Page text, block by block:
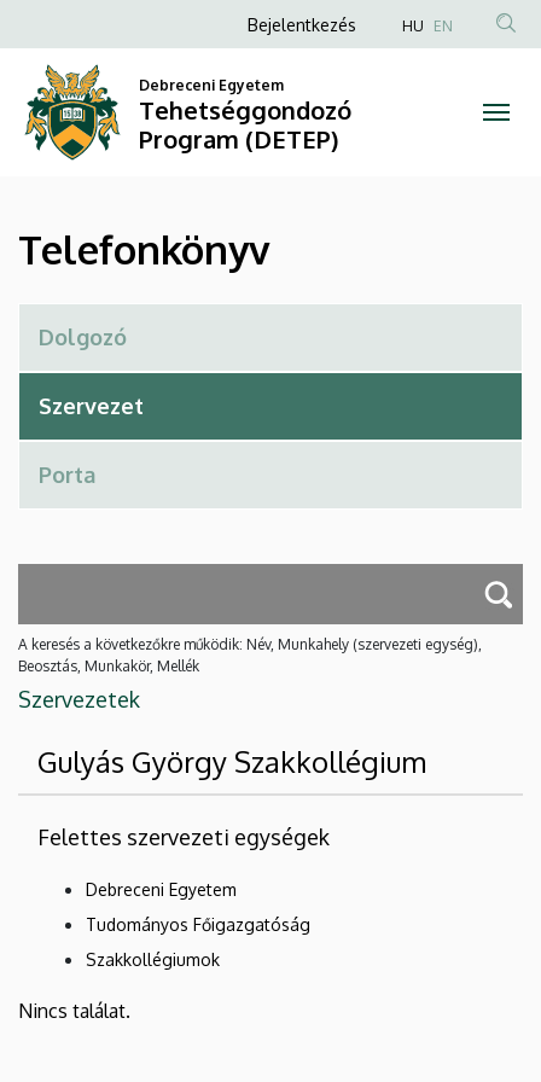
Telefonkönyv
Tehetséggondozó
Program
(DETEP)
a
tartalomra
Anonim
fiók
menüje
Bejelentkezés HU EN
Debreceni Egyetem
Tehetséggondozó
Program (DETEP)
Telefonkönyv
A keresés a következőkre működik: Név, Munkahely (szervezeti egység),
Beosztás, Munkakör, Mellék
Szervezetek
Gulyás György Szakkollégium
Felettes szervezeti egységek
Debreceni Egyetem
Tudományos Főigazgatóság
Szakkollégiumok
Nincs találat.